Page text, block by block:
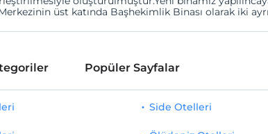
üst katında Başhekimlik Binası olarak iki
Popüler Sayfalar
Side Otelleri